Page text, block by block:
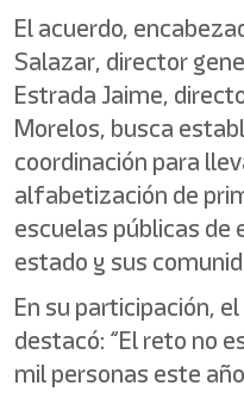
El acuerdo,
Salazar, director
Estrada Jaime,
Morelos, busca
coordinación para
alfabetización de
escuelas públicas de
estado y sus
En su participación,
destacó: “El reto no
mil personas este